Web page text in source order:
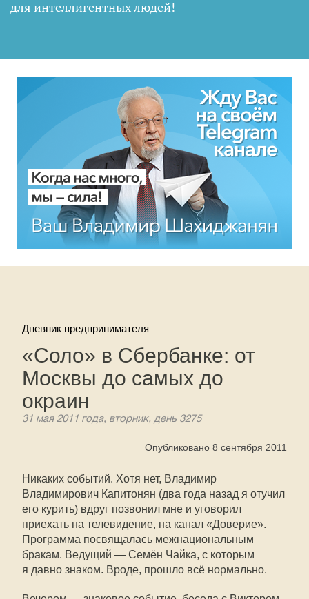
для интеллигентных людей!
Дневник предпринимателя
«Соло» в Сбербанке: от
Москвы до самых до
окраин
31 мая 2011 года, вторник, день 3275
Опубликовано 8 сентября 2011
Никаких событий. Хотя нет, Владимир
Владимирович Капитонян (два года назад я отучил
его курить) вдруг позвонил мне и уговорил
приехать на телевидение, на канал «Доверие».
Программа посвящалась межнациональным
бракам. Ведущий — Семён Чайка, с которым
я давно знаком. Вроде, прошло всё нормально.